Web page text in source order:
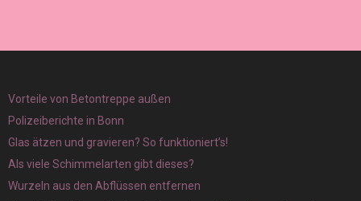
Vorteile von Betontreppe außen
Polizeiberichte in Bonn
Glas ätzen und gravieren? So funktioniert’s!
Als viele Schimmelarten gibt dieses?
Wurzeln aus den Abflüssen entfernen